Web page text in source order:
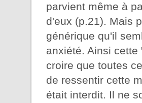
parvient même à
d'eux (p.21). Mais
générique qu'il
anxiété. Ainsi
croire que toutes
de ressentir cette
était interdit. Il ne